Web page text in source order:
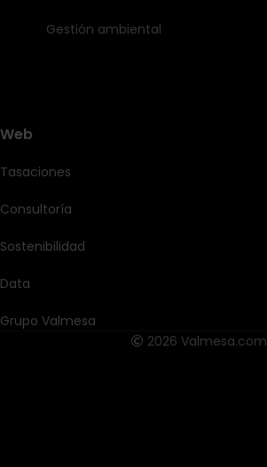
Gestión ambiental
Web
Tasaciones
Consultoría
Sostenibilidad
Data
Grupo Valmesa
2026 Valmesa.com